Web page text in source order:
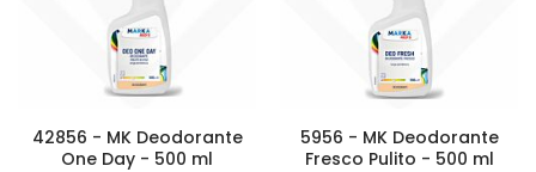
42856 - MK Deodorante
One Day - 500 ml
5956 - MK Deodorante
Fresco Pulito - 500 ml